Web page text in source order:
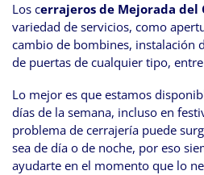
Los cerrajeros de Mejorada del
variedad de servicios, como
cambio de bombines, instalación
de puertas de cualquier tipo,
Lo mejor es que estamos
días de la semana, incluso en
problema de cerrajería puede
sea de día o de noche, por eso
ayudarte en el momento que lo